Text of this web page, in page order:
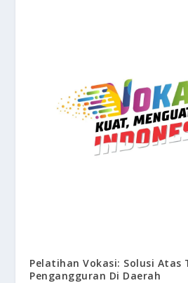
Pelatihan Vokasi: Solusi Atas
Pengangguran Di Daerah